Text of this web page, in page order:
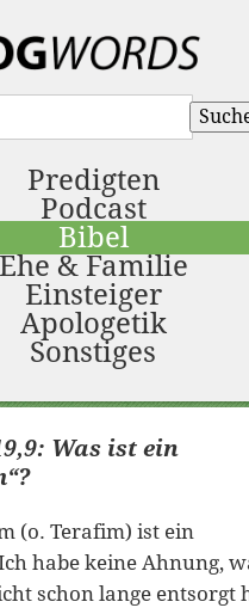
Predigten
Podcast
Bibel
Ehe & Familie
Einsteiger
Apologetik
Sonstiges
Was ist ein
(o. Terafim) ist ein
habe keine Ahnung,
schon lange entsorgt